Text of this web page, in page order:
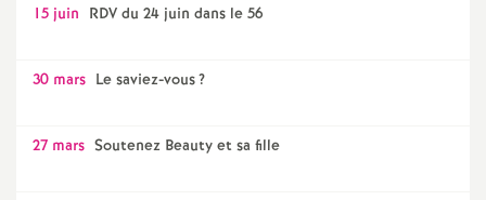
15 juin RDV du 24 juin dans le 56
30 mars Le saviez-vous?
27 mars Soutenez Beauty et sa fille